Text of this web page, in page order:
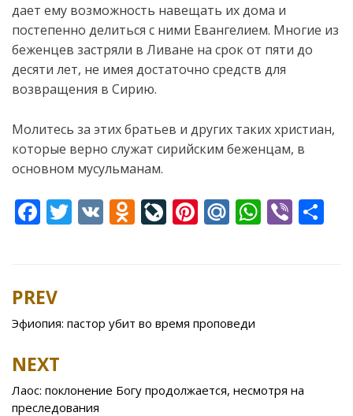
дает ему возможность навещать их дома и
постепенно делиться с ними Евангелием. Многие из
беженцев застряли в Ливане на срок от пяти до
десяти лет, не имея достаточно средств для
возвращения в Сирию.
Молитесь за этих братьев и других таких христиан,
которые верно служат сирийским беженцам, в
основном мусульманам.
F
b
o
o
k
T V O
kl
as
ni
Li
u
r
al
Pi
st
M
u
W Vi
Post
navigation
PREV
Эфиопия: пастор убит во время проповеди
NEXT
Лаос: поклонение Богу продолжается, несмотря на
преследования